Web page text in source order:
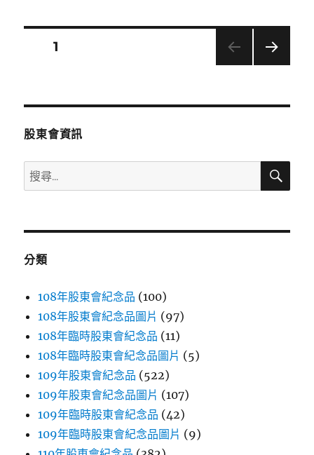
分
頁次1
股東會資訊
搜
尋
鍵
搜
分類
108年股東會紀念品 (100)
108年股東會紀念品圖片 (97)
108年臨時股東會紀念品 (11)
108年臨時股東會紀念品圖片 (5)
109年股東會紀念品 (522)
109年股東會紀念品圖片 (107)
109年臨時股東會紀念品 (42)
109年臨時股東會紀念品圖片 (9)